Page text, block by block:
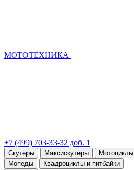
МОТОТЕХНИКА
+7 (499) 703-33-32 доб. 1
Скутеры Максискутеры Мотоциклы
Мопеды
Квадроциклы и питбайки